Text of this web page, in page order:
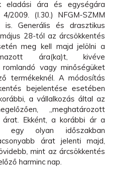
eladási ára és egységára
2009. (I.30.) NFGM-SZMM
is. Generális és drasztikus
28-tól az árcsökkentés
meg kell majd jelölni a
ára(ka)t, kivéve
romlandó vagy minőségüket
termékeknél. A módosítás
bejelentése esetében
a vállalkozás által az
„meghatározott
árat. Ekként, a korábbi ár a
egy olyan időszakban
árat jelenti majd,
mint az árcsökkentés
harminc nap.